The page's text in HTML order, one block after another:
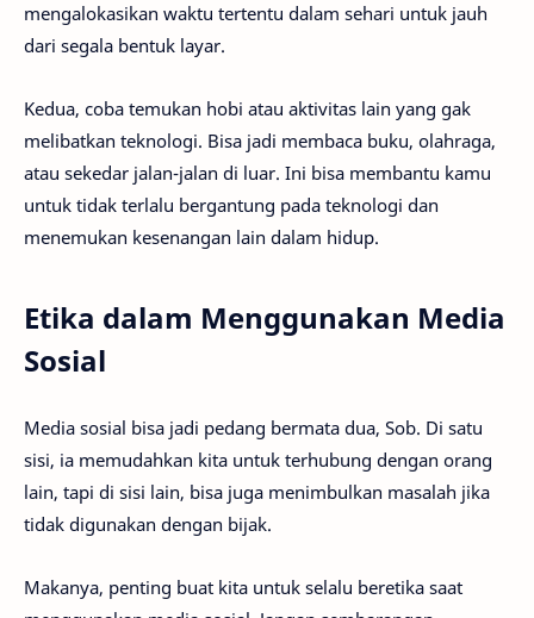
mengalokasikan waktu tertentu dalam sehari untuk jauh
dari segala bentuk layar.
Kedua, coba temukan hobi atau aktivitas lain yang gak
melibatkan teknologi. Bisa jadi membaca buku, olahraga,
atau sekedar jalan-jalan di luar. Ini bisa membantu kamu
untuk tidak terlalu bergantung pada teknologi dan
menemukan kesenangan lain dalam hidup.
Etika dalam Menggunakan Media
Sosial
Media sosial bisa jadi pedang bermata dua, Sob. Di satu
sisi, ia memudahkan kita untuk terhubung dengan orang
lain, tapi di sisi lain, bisa juga menimbulkan masalah jika
tidak digunakan dengan bijak.
Makanya, penting buat kita untuk selalu beretika saat